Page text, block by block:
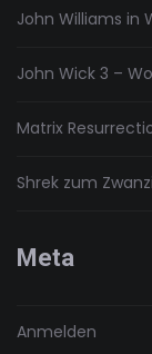
John Williams in
John Wick 3 –
Matrix
Shrek zum
Meta
Anmelden